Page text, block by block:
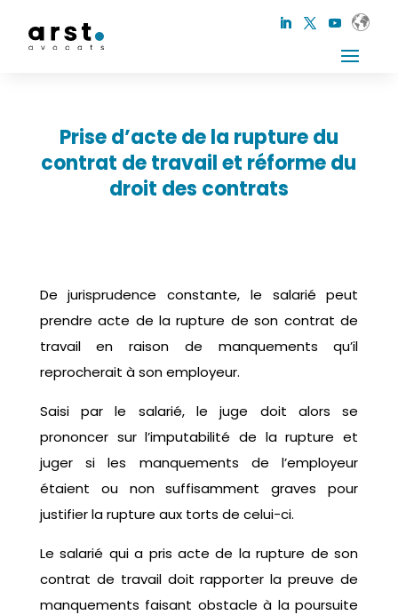
Prise d’acte de la rupture du
contrat de travail et réforme du
droit des contrats
De jurisprudence constante, le salarié peut
prendre acte de la rupture de son contrat de
travail en raison de manquements qu’il
reprocherait à son employeur.
Saisi par le salarié, le juge doit alors se
prononcer sur l’imputabilité de la rupture et
juger si les manquements de l’employeur
étaient ou non suffisamment graves pour
justifier la rupture aux torts de celui-ci.
Le salarié qui a pris acte de la rupture de son
contrat de travail doit rapporter la preuve de
manquements faisant obstacle à la poursuite